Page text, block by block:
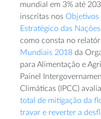
mundial em 3% até
inscritas nos Objetivos
Estratégico das
como consta no
Mundiais 2018 da
para Alimentação e
Painel
Climáticas (IPCC)
total de mitigação da
travar e reverter a